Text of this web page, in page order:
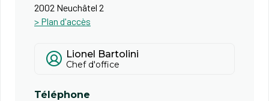
2002 Neuchâtel 2
> Plan d'accès
Lionel Bartolini
Chef d'office
Téléphone